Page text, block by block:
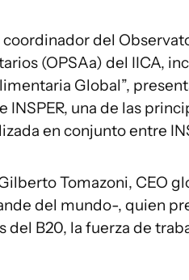
del
(OPSAa) del IICA,
Global”,
una de las
en conjunto entre
Tomazoni, CEO
del mundo-, quien
B20, la fuerza de